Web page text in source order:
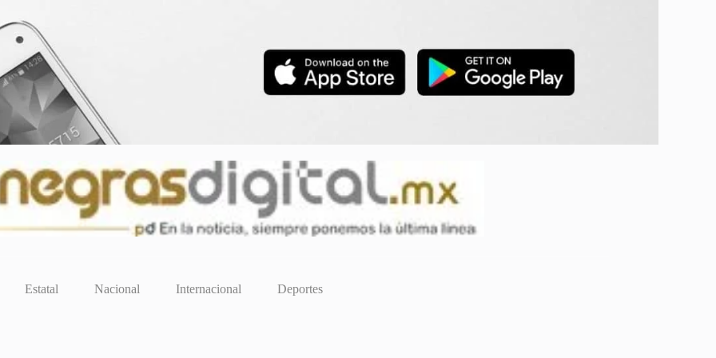
Estatal Nacional Internacional Deportes